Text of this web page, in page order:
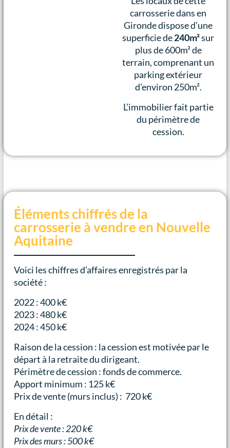
carrosserie dans en
Gironde dispose d’une
superficie de240m²sur
plus de 600m² de
terrain, comprenant un
parking extérieur
d’environ 250m².
L’immobilier fait partie
du périmètre de
cession.
Éléments chiffrés de la
carrosserie à vendre en Nouvelle
Aquitaine
Voici les chiffres d’affaires enregistrés par la
société :
2022 : 400 k€
2023 : 480 k€
2024 : 450 k€
Raison de la cession : la cession est motivée par le
départ à la retraite du dirigeant.
Périmètre de cession : fonds de commerce.
Apport minimum : 125 k€
Prix de vente (murs inclus) : 720 k€
En détail :
Prix de vente : 220 k€
Prix des murs : 500 k€